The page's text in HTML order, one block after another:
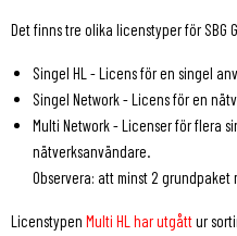
Det finns tre olika licenstyper för SBG
Singel HL - Licens för en singel
Singel Network - Licens för en
Multi Network - Licenser för flera
nätverksanvändare.
Observera: att minst 2
Licenstypen Multi HL har utgåttur